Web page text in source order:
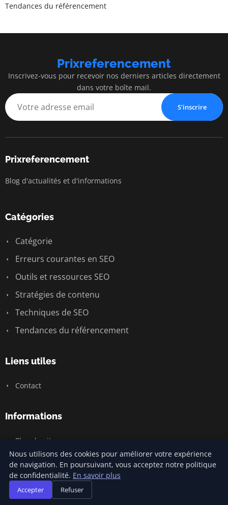
Tendances du référencement
Prixreferencement
Inscrivez-vous pour recevoir nos derniers articles directement
dans votre boîte mail.
S'inscrire
Prixreferencement
Blog d'actualités et d'informations
Catégories
Catégorie
Erreurs courantes en SEO
Outils et ressources SEO
Stratégies de contenu
Techniques de SEO
Tendances du référencement
Liens utiles
Contact
Informations
Plan du site
© 2026 Prixreferencement. Tous droits réservés.
Nous utilisons des cookies pour améliorer votre expérience
de navigation. En poursuivant, vous acceptez notre politique
de confidentialité. En savoir plus
Accepter Refuser